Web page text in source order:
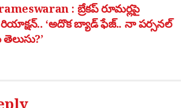
: బ్రేకప్ రూమర్లపై
‘అదొక బ్యాడ్ ఫేజ్.. నా పర్సనల్